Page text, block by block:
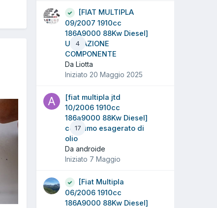
4
[FIAT MULTIPLA
09/2007 1910cc
186A9000 88Kw Diesel]
UBICAZIONE
COMPONENTE
Da Liotta
Iniziato 20 Maggio 2025
17
[fiat multipla jtd
10/2006 1910cc
186a9000 88Kw Diesel]
consumo esagerato di
olio
Da androide
Iniziato 7 Maggio
[Fiat Multipla
06/2006 1910cc
186A9000 88Kw Diesel]